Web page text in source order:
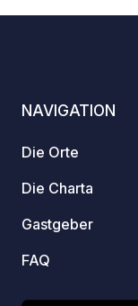
NAVIGATION
Die Orte
Die Charta
Gastgeber
FAQ